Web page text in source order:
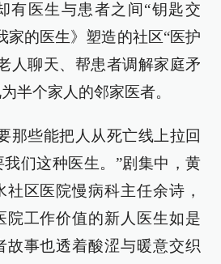
有医生与患者之间“钥匙交
家的医生》塑造的社区“医护
人聊天、帮患者调解家庭矛
半个家人的邻家医者。
那些能把人从死亡线上拉回
们这种医生。”剧集中，黄
区医院慢病科主任余诗，
院工作价值的新人医生如是
故事也透着酸涩与暖意交织